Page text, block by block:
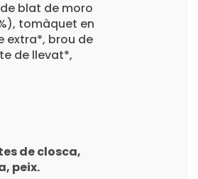
blat de moro
tomàquet en
extra*, brou de
de llevat*,
de closca,
peix.